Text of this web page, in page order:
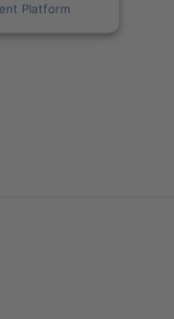
Platform